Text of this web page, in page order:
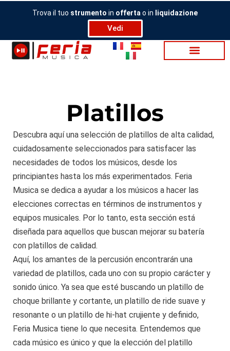
Ir
Trova il tuo strumento in offerta o in liquidazione
Vedi
Platillos
Descubra aquí una selección de platillos de alta calidad,
cuidadosamente seleccionados para satisfacer las
necesidades de todos los músicos, desde los
principiantes hasta los más experimentados. Feria
Musica se dedica a ayudar a los músicos a hacer las
elecciones correctas en términos de instrumentos y
equipos musicales. Por lo tanto, esta sección está
diseñada para aquellos que buscan mejorar su batería
con platillos de calidad.
Aquí, los amantes de la percusión encontrarán una
variedad de platillos, cada uno con su propio carácter y
sonido único. Ya sea que esté buscando un platillo de
choque brillante y cortante, un platillo de ride suave y
resonante o un platillo de hi-hat crujiente y definido,
Feria Musica tiene lo que necesita. Entendemos que
cada músico es único y que la elección del platillo